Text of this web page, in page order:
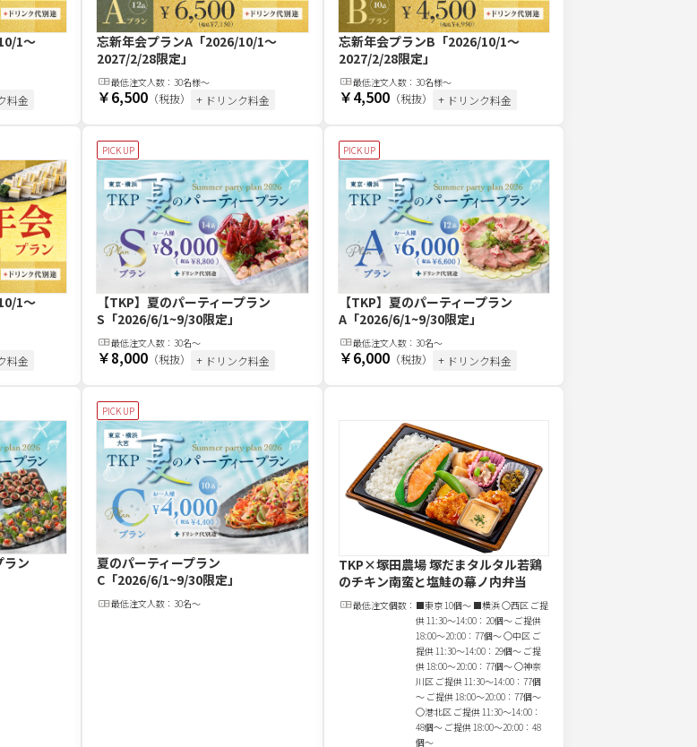
1～
料金
忘新年会プランA 「2026/10/1～
2027/2/28限定」
最低注文人数：30名様～
￥6,500 （税抜） + ドリンク料金
忘新年会プランB 「2026/10/1～
2027/2/28限定」
最低注文人数： 30名様～
￥4,500（税抜） + ドリンク料金
1～
料金
PICK UP
【TKP】夏のパーティープラン
S 「2026/6/1~9/30限定」
最低注文人数：30名〜
￥8,000 （税抜） + ドリンク料金
PICK UP
【TKP】夏のパーティープラン
A「2026/6/1~9/30限定」
最低注文人数： 30名〜
￥6,000（税抜） + ドリンク料金
ラン
PICK UP
夏のパーティープラン
C 「2026/6/1~9/30限定」
最低注文人数：30名〜
TKP×塚田農場 塚だまタルタル若鶏
のチキン南蛮と塩鮭の幕ノ内弁当
最低注文個数： ■東京 10個～ ■横浜 〇西区 ご提
供 11:30～14:00：20個～ ご提供
18:00～20:00：77個～ 〇中区 ご
提供 11:30～14:00：29個～ ご提
供 18:00～20:00：77個～ 〇神奈
川区 ご提供 11:30～14:00：77個
～ ご提供 18:00～20:00：77個～
〇港北区 ご提供 11:30～14:00：
48個～ ご提供 18:00～20:00：48
個～